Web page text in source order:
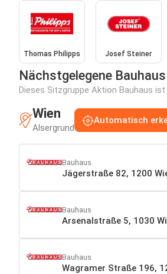
Thomas Philipps Josef Steiner
Nächstgelegene
Dieses Sitzgruppe Aktion Bauhaus
Wien
Alsergrund
Automatisch
Bauhaus
Jägerstraße 82, 1200
Bauhaus
Arsenalstraße 5, 1030
Bauhaus
Wagramer Straße 196,